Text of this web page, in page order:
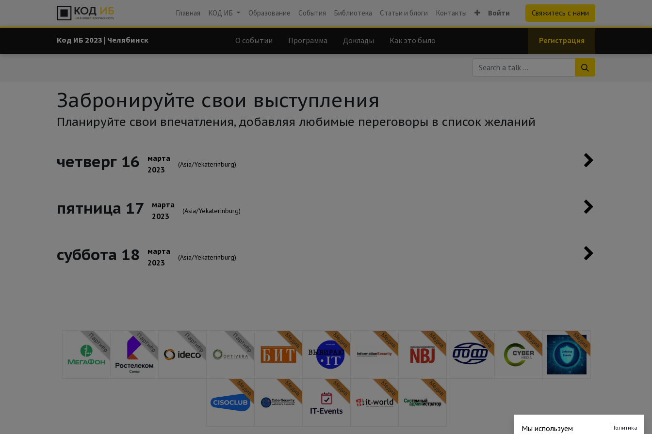
Главная КОД ИБ Образование События Библиотека Статьи и блоги Контакты Войти Свяжитесь с нами
Код ИБ 2023 | Челябинск О событии Программа Доклады Как это было Регистрация
Забронируйте свои выступления
Планируйте свои впечатления, добавляя любимые переговоры в список желаний
четверг 16
марта
2023
(Asia/Yekaterinburg)
пятница 17
марта
2023
(Asia/Yekaterinburg)
суббота 18
марта
2023
(Asia/Yekaterinburg)
Партнёр Партнёр Партнёр Партнёр Медиа Медиа Медиа Медиа Медиа Медиа Медиа
Медиа Медиа Медиа Медиа Медиа
Мы используем
Политика